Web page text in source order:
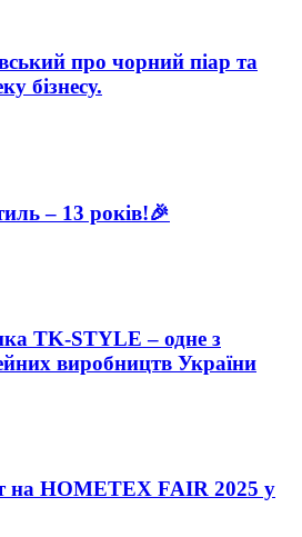
про чорний піар та
бізнесу.
– 13 років!🎉
TK-STYLE – одне з
виробництв України
на HOMETEX FAIR 2025 у